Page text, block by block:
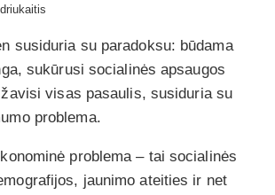
susiduria su paradoksu: būdama
sukūrusi socialinės apsaugos
visas pasaulis, susiduria su
problema.
problema – tai socialinės
jaunimo ateities ir net